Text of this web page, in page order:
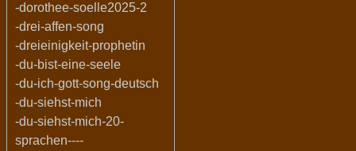
-dorothee-soelle2025-2
-drei-affen-song
-dreieinigkeit-prophetin
-du-bist-eine-seele
-du-ich-gott-song-deutsch
-du-siehst-mich
-du-siehst-mich-20-
sprachen----